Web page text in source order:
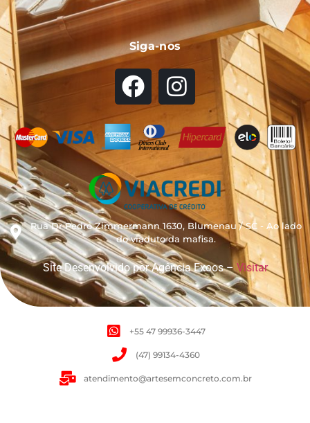
Siga-nos
Rua Dr Pedro Zimmermann 1630, Blumenau / SC - Ao lado
do viaduto da mafisa.
Site Desenvolvido por Agência Exoos –Visitar
+55 47 99936-3447
(47) 99134-4360
atendimento@artesemconcreto.com.br